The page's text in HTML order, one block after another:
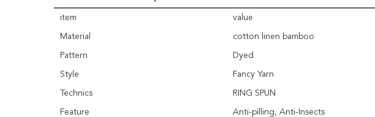
item value
Material cotton linen bamboo
Pattern Dyed
Style Fancy Yarn
Technics RING SPUN
Feature Anti-pilling, Anti-Insects